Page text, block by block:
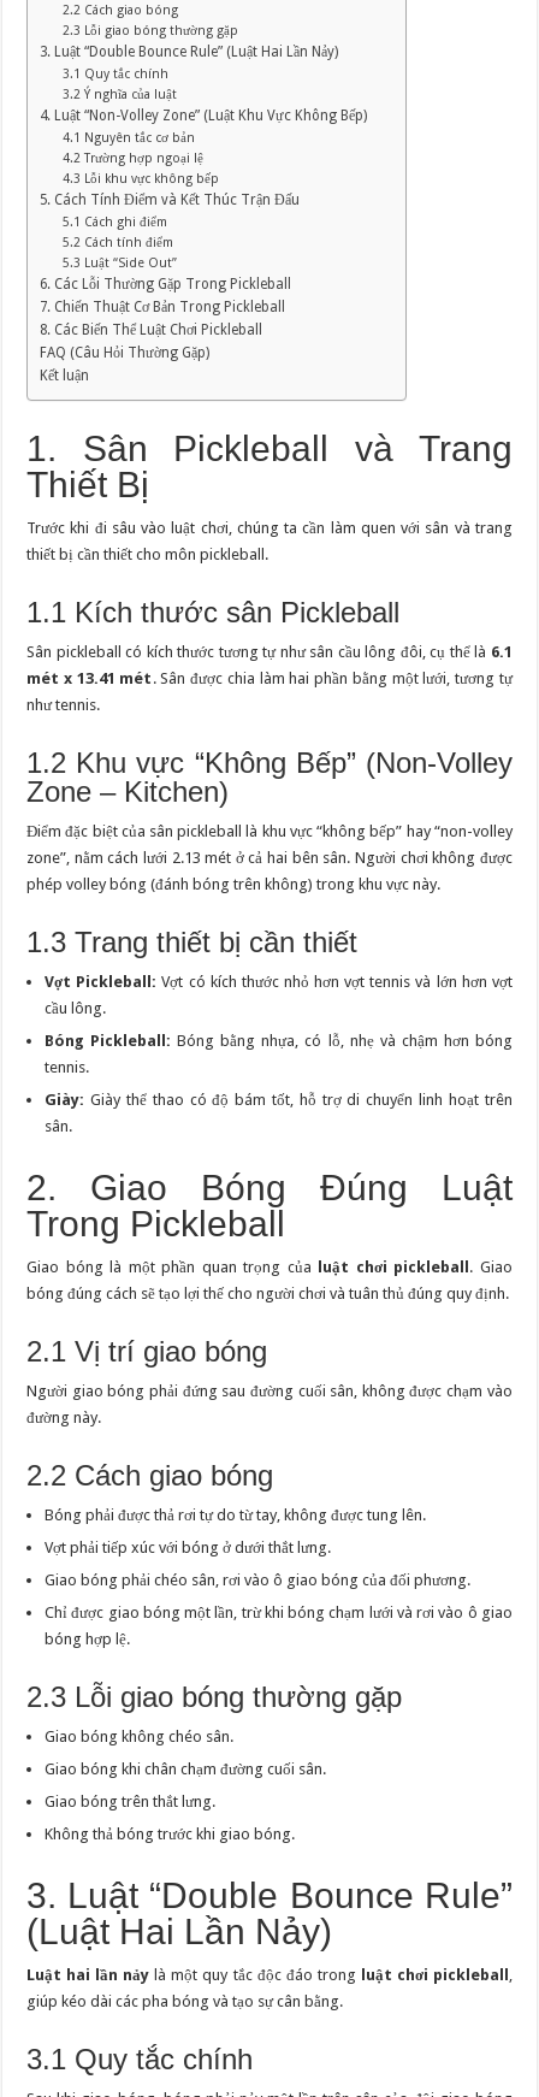
2.2 Cách giao bóng
2.3 Lỗi giao bóng thường gặp
3. Luật “Double Bounce Rule” (Luật Hai Lần Nảy)
3.1 Quy tắc chính
3.2 Ý nghĩa của luật
4. Luật “Non-Volley Zone” (Luật Khu Vực Không Bếp)
4.1 Nguyên tắc cơ bản
4.2 Trường hợp ngoại lệ
4.3 Lỗi khu vực không bếp
5. Cách Tính Điểm và Kết Thúc Trận Đấu
5.1 Cách ghi điểm
5.2 Cách tính điểm
5.3 Luật “Side Out”
6. Các Lỗi Thường Gặp Trong Pickleball
7. Chiến Thuật Cơ Bản Trong Pickleball
8. Các Biến Thể Luật Chơi Pickleball
FAQ (Câu Hỏi Thường Gặp)
Kết luận
1. Sân Pickleball và Trang
Thiết Bị
Trước khi đi sâu vào luật chơi, chúng ta cần làm quen với sân và trang
thiết bị cần thiết cho môn pickleball.
1.1 Kích thước sân Pickleball
Sân pickleball có kích thước tương tự như sân cầu lông đôi, cụ thể là 6.1
mét x 13.41 mét . Sân được chia làm hai phần bằng một lưới, tương tự
như tennis.
1.2 Khu vực “Không Bếp” (Non-Volley
Zone – Kitchen)
Điểm đặc biệt của sân pickleball là khu vực “không bếp” hay “non-volley
zone”, nằm cách lưới 2.13 mét ở cả hai bên sân. Người chơi không được
phép volley bóng (đánh bóng trên không) trong khu vực này.
1.3 Trang thiết bị cần thiết
Vợt Pickleball: Vợt có kích thước nhỏ hơn vợt tennis và lớn hơn vợt
cầu lông.
Bóng Pickleball: Bóng bằng nhựa, có lỗ, nhẹ và chậm hơn bóng
tennis.
Giày: Giày thể thao có độ bám tốt, hỗ trợ di chuyển linh hoạt trên
sân.
2. Giao Bóng Đúng Luật
Trong Pickleball
Giao bóng là một phần quan trọng của luật chơi pickleball. Giao
bóng đúng cách sẽ tạo lợi thế cho người chơi và tuân thủ đúng quy định.
2.1 Vị trí giao bóng
Người giao bóng phải đứng sau đường cuối sân, không được chạm vào
đường này.
2.2 Cách giao bóng
Bóng phải được thả rơi tự do từ tay, không được tung lên.
Vợt phải tiếp xúc với bóng ở dưới thắt lưng.
Giao bóng phải chéo sân, rơi vào ô giao bóng của đối phương.
Chỉ được giao bóng một lần, trừ khi bóng chạm lưới và rơi vào ô giao
bóng hợp lệ.
2.3 Lỗi giao bóng thường gặp
Giao bóng không chéo sân.
Giao bóng khi chân chạm đường cuối sân.
Giao bóng trên thắt lưng.
Không thả bóng trước khi giao bóng.
3. Luật “Double Bounce Rule”
(Luật Hai Lần Nảy)
Luật hai lần nảy là một quy tắc độc đáo trong luật chơi pickleball
giúp kéo dài các pha bóng và tạo sự cân bằng.
3.1 Quy tắc chính